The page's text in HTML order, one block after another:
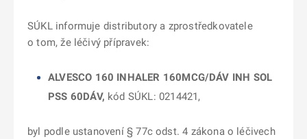
SÚKL informuje distributory a zprostředkovatele
o tom, že léčivý přípravek:
ALVESCO 160 INHALER 160MCG/DÁV INH SOL
PSS 60DÁV, kód SÚKL: 0214421,
byl podle ustanovení § 77c odst. 4 zákona o léčivech